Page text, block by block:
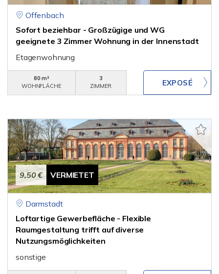
Offenbach
Sofort beziehbar - Großzügige und WG
geeignete 3 Zimmer Wohnung in der Innenstadt
Etagenwohnung
80 m²
WOHNFLÄCHE
3
ZIMMER
9,50 € VERMIETET
Darmstadt
Loftartige Gewerbefläche - Flexible
Raumgestaltung trifft auf di­verse
Nutzungsmöglichkeiten
sonstige